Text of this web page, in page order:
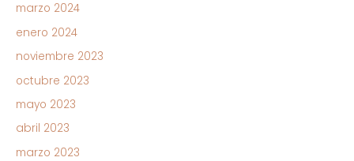
marzo 2024
enero 2024
noviembre 2023
octubre 2023
mayo 2023
abril 2023
marzo 2023